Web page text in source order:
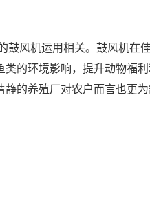
鼓风机运用相关。鼓风机在
的环境影响，提升动物福
的养殖厂对农户而言也更为